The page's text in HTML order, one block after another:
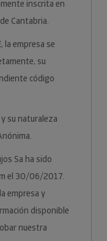
inscrita en
Cantabria.
la empresa se
su
código
su naturaleza
Sa ha sido
el 30/06/2017.
empresa y
disponible
nuestra